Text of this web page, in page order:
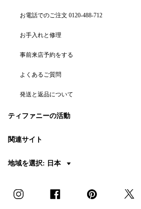
お電話でのご注文 0120-488-712
お手入れと修理
事前来店予約をする
よくあるご質問
発送と返品について
ティファニーの活動
関連サイト
地域を選択: 日本